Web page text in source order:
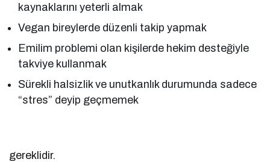
kaynaklarını yeterli almak
Vegan bireylerde düzenli takip yapmak
Emilim problemi olan kişilerde hekim desteğiyle
takviye kullanmak
Sürekli halsizlik ve unutkanlık durumunda sadece
“stres” deyip geçmemek
gereklidir.